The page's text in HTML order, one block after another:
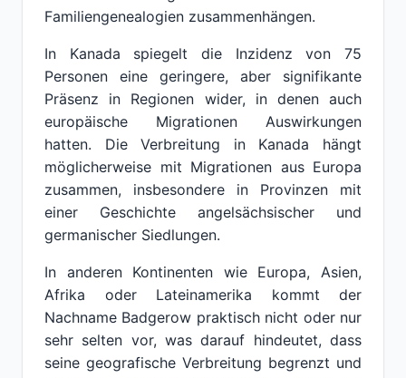
Familiengenealogien zusammenhängen.
In Kanada spiegelt die Inzidenz von 75
Personen eine geringere, aber signifikante
Präsenz in Regionen wider, in denen auch
europäische Migrationen Auswirkungen
hatten. Die Verbreitung in Kanada hängt
möglicherweise mit Migrationen aus Europa
zusammen, insbesondere in Provinzen mit
einer Geschichte angelsächsischer und
germanischer Siedlungen.
In anderen Kontinenten wie Europa, Asien,
Afrika oder Lateinamerika kommt der
Nachname Badgerow praktisch nicht oder nur
sehr selten vor, was darauf hindeutet, dass
seine geografische Verbreitung begrenzt und